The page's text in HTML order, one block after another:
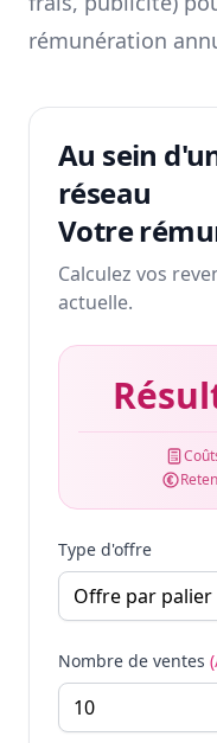
rémunération
Au sein
réseau
Votre
Calculez vos
actuelle.
Type d'offre
Nombre de ventes